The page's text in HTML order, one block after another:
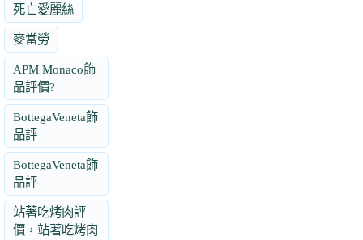
死亡愛麗絲
麥當勞
APM Monaco飾
品評價?
BottegaVeneta飾
品評
BottegaVeneta飾
品評
站著吃烤肉評
價，站著吃烤肉